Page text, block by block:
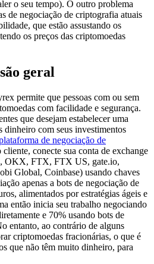
o seu tempo). O outro problema
de negociação de criptografia atuais
que estão assustando os
os preços das criptomoedas
geral
permite que pessoas com ou sem
com facilidade e segurança.
que desejam estabelecer uma
dinheiro com seus investimentos
de negociação de
conecte sua conta de exchange
OKX, FTX, FTX US, gate.io,
Global, Coinbase) usando chaves
apenas a bots de negociação de
alimentados por estratégias ágeis e
então inicia seu trabalho negociando
e 70% usando bots de
entanto, ao contrário de alguns
criptomoedas fracionárias, o que é
que não têm muito dinheiro, para